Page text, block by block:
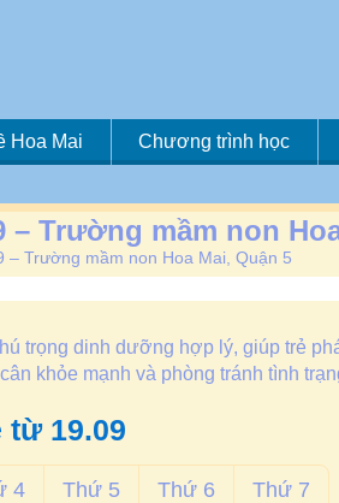
Hoa Mai Chương trình học
Trường mầm non
Trường mầm non Hoa Mai, Quận 5
trọng dinh dưỡng hợp lý, giúp trẻ
khỏe mạnh và phòng tránh tình
19.09
4 Thứ 5 Thứ 6 Thứ 7